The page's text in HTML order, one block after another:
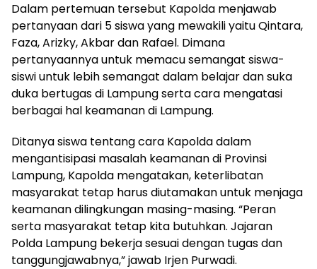
Dalam pertemuan tersebut Kapolda menjawab
pertanyaan dari 5 siswa yang mewakili yaitu Qintara,
Faza, Arizky, Akbar dan Rafael. Dimana
pertanyaannya untuk memacu semangat siswa-
siswi untuk lebih semangat dalam belajar dan suka
duka bertugas di Lampung serta cara mengatasi
berbagai hal keamanan di Lampung.
Ditanya siswa tentang cara Kapolda dalam
mengantisipasi masalah keamanan di Provinsi
Lampung, Kapolda mengatakan, keterlibatan
masyarakat tetap harus diutamakan untuk menjaga
keamanan dilingkungan masing-masing. “Peran
serta masyarakat tetap kita butuhkan. Jajaran
Polda Lampung bekerja sesuai dengan tugas dan
tanggungjawabnya,” jawab Irjen Purwadi.